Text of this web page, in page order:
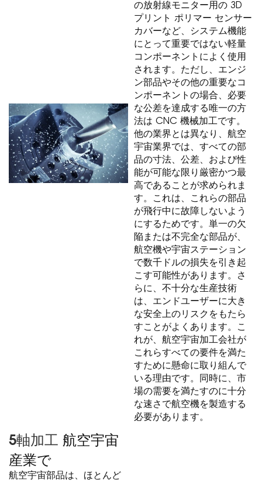
の放射線モニター用の 3D
プリント ポリマー センサー
カバーなど、システム機能
にとって重要ではない軽量
コンポーネントによく使用
されます。ただし、エンジ
ン部品やその他の重要なコ
ンポーネントの場合、必要
な公差を達成する唯一の方
法は CNC 機械加工です。
他の業界とは異なり、航空
宇宙業界では、すべての部
品の寸法、公差、および性
能が可能な限り厳密かつ最
高であることが求められま
す。これは、これらの部品
が飛行中に故障しないよう
にするためです。単一の欠
陥または不完全な部品が、
航空機や宇宙ステーション
で数千ドルの損失を引き起
こす可能性があります。さ
らに、不十分な生産技術
は、エンドユーザーに大き
な安全上のリスクをもたら
すことがよくあります。こ
れが、航空宇宙加工会社が
これらすべての要件を満た
すために懸命に取り組んで
いる理由です。同時に、市
場の需要を満たすのに十分
な速さで航空機を製造する
必要があります。
5軸加工 航空宇宙
産業で
航空宇宙部品は、ほとんど